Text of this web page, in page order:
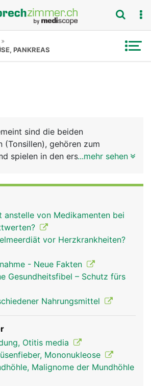
PANKREAS
sind die beiden
(Tonsillen), gehören zum
spielen in den ersten
Rachenschleimhaut. Ausser den
gibt es noch die beiden
die im hinteren
liegen. Auch sie unterstützen
Bei Kindern sind sie noch
sie.
...mehr sehen
anstelle von Medikamenten bei
vor Herzkrankheiten?
- Neue Fakten
Gesundheitsfibel – Schutz fürs
Nahrungsmittel
Otitis media
Mononukleose
Malignome der Mundhöhle